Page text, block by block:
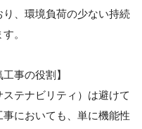
、環境負荷の少ない持続
。
事の役割】
テナビリティ）は避けて
においても、単に機能性